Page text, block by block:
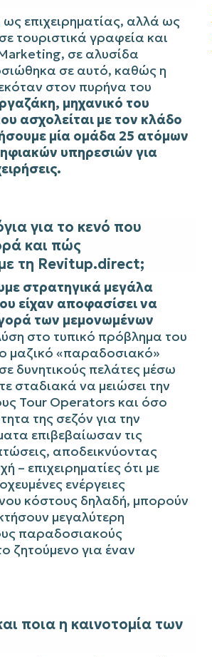
ως επιχειρηματίας, αλλά ως
τουριστικά γραφεία και
σε αλυσίδα
σε αυτό, καθώς η
στον πυρήνα του
μηχανικό του
ασχολείται με τον κλάδο
μία ομάδα 25 ατόμων
υπηρεσιών για
για το κενό που
και πώς
τη Revitup.direct;
στρατηγικά μεγάλα
είχαν αποφασίσει να
των μεμονωμένων
στο τυπικό πρόβλημα του
μαζικό «παραδοσιακό»
δυνητικούς πελάτες μέσω
σταδιακά να μειώσει την
Tour Operators και όσο
της σεζόν για την
επιβεβαίωσαν τις
αποδεικνύοντας
– επιχειρηματίες ότι με
ενέργειες
κόστους δηλαδή, μπορούν
μεγαλύτερη
παραδοσιακούς
ζητούμενο για έναν
ποια η καινοτομία των